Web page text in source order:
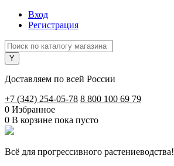
Вход
Регистрация
Доставляем по всей России
+7 (342) 254-05-78 8 800 100 69 79
0 Избранное
0 В корзине пока пусто
Всё для прогрессивного растениеводства!